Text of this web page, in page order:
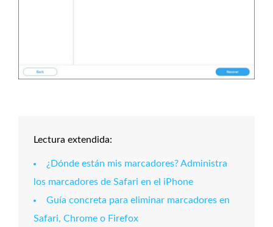
Lectura extendida:
¿Dónde están mis marcadores? Administra
los marcadores de Safari en el iPhone
Guía concreta para eliminar marcadores en
Safari, Chrome o Firefox